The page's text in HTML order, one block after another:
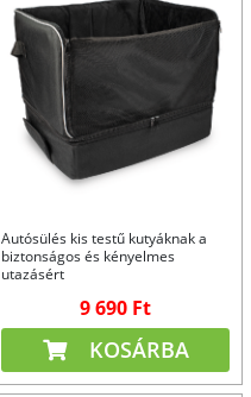
Autósülés kis testű kutyáknak a
biztonságos és kényelmes
utazásért
9 690 Ft
KOSÁRBA